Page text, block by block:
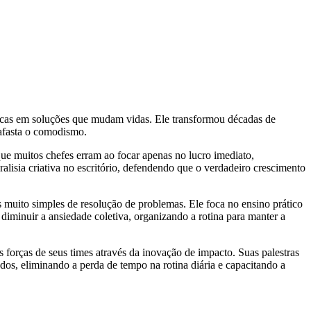
em soluções que mudam vidas. Ele transformou décadas de
o comodismo.
muitos chefes erram ao focar apenas no lucro imediato,
criativa no escritório, defendendo que o verdadeiro crescimento
simples de resolução de problemas. Ele foca no ensino prático
a ansiedade coletiva, organizando a rotina para manter a
de seus times através da inovação de impacto. Suas palestras
eliminando a perda de tempo na rotina diária e capacitando a